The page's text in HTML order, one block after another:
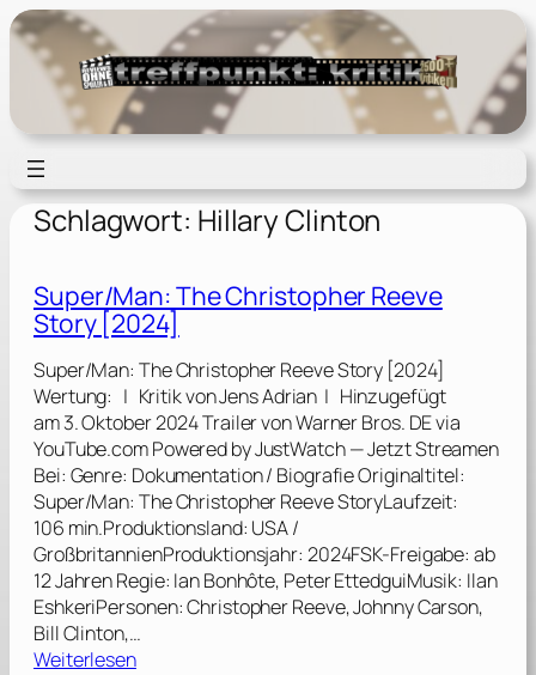
Zum
Inhalt
springen
Schlagwort: Hillary Clinton
Super/Man: The Christopher Reeve
Story [2024]
Super/Man: The Christopher Reeve Story [2024]
Wertung: | Kritik von Jens Adrian | Hinzugefügt
am 3. Oktober 2024 Trailer von Warner Bros. DE via
YouTube.com Powered by JustWatch — Jetzt Streamen
Bei: Genre: Dokumentation / Biografie Originaltitel:
Super/Man: The Christopher Reeve StoryLaufzeit:
106 min.Produktionsland: USA /
GroßbritannienProduktionsjahr: 2024FSK-Freigabe: ab
12 Jahren Regie: Ian Bonhôte, Peter EttedguiMusik: Ilan
EshkeriPersonen: Christopher Reeve, Johnny Carson,
Bill Clinton,…
Weiterlesen: